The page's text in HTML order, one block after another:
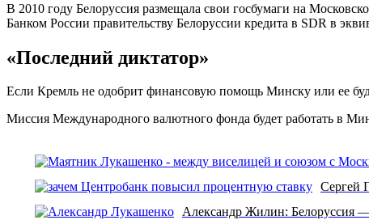
В 2010 году Белоруссия размещала свои госбумаги на
Банком России правительству Белоруссии кредита в SDR в
«Последний диктатор»
Если Кремль не одобрит финансовую помощь Минску или ее
Миссия Международного валютного фонда будет работать в
Сергей
Александр Жилин: Белоруссия